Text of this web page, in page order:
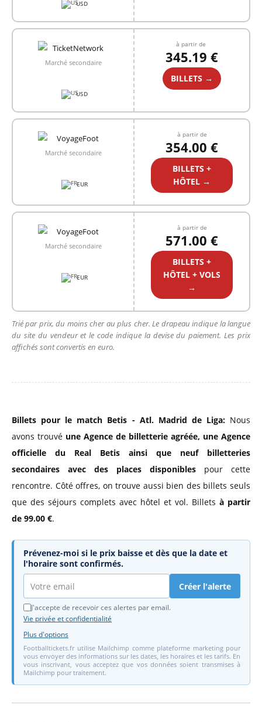
USD
Marché secondaire
USD
à partir de
345.19 €
BILLETS →
Marché secondaire
EUR
à partir de
354.00 €
BILLETS +
HÔTEL →
Marché secondaire
EUR
à partir de
571.00 €
BILLETS +
HÔTEL + VOLS
→
Trié par prix, du moins cher au plus cher. Le drapeau indique la langue
du site du vendeur et le code indique la devise du paiement. Les prix
affichés sont convertis en euro.
Billets pour le match Betis - Atl. Madrid de Liga:Nous
avons trouvé une Agence de billetterie agréée, une Agence
officielle du Real Betis ainsi que neuf billetteries
secondaires avec des places disponibles pour cette
rencontre. Côté offres, on trouve aussi bien des billets seuls
que des séjours complets avec hôtel et vol. Billets à partir
de 99.00 €.
Prévenez-moi si le prix baisse et dès que la date et
l'horaire sont confirmés.
Créer l'alerte
J'accepte de recevoir ces alertes par email.
Vie privée et confidentialité
Plus d'options
Footballtickets.fr utilise Mailchimp comme plateforme marketing pour
vous envoyer des informations sur les dates, les horaires et les tarifs. En
vous inscrivant, vous acceptez que vos données soient transmises à
Mailchimp pour traitement.